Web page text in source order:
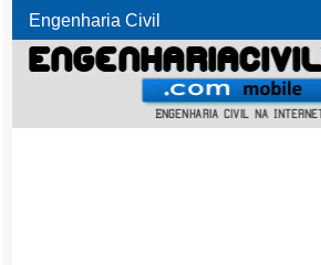
Engenharia Civil